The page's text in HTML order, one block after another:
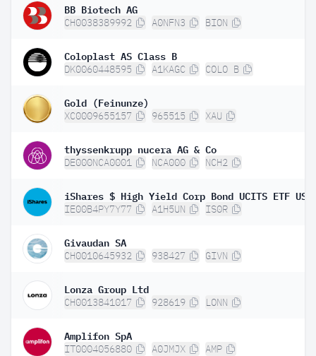
BB Biotech AG
CH0038389992 A0NFN3 BION
Coloplast AS Class B
DK0060448595 A1KAGC COLO B
Gold (Feinunze)
XC0009655157 965515 XAU
thyssenkrupp nucera AG & Co
DE000NCA0001 NCA000 NCH2
IE00B4PY7Y77 A1H5UN IS0R
Givaudan SA
CH0010645932 938427 GIVN
Lonza Group Ltd
CH0013841017 928619 LONN
Amplifon SpA
IT0004056880 A0JMJX AMP